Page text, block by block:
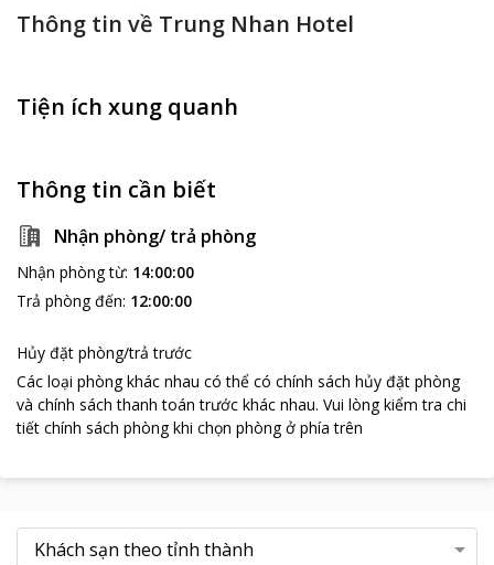
Thông tin về Trung Nhan Hotel
Tiện ích xung quanh
Thông tin cần biết
Nhận phòng/ trả phòng
Nhận phòng từ: 14:00:00
Trả phòng đến: 12:00:00
Hủy đặt phòng/trả trước
Các loại phòng khác nhau có thể có chính sách hủy đặt phòng
và chính sách thanh toán trước khác nhau. Vui lòng kiểm tra chi
tiết chính sách phòng khi chọn phòng ở phía trên